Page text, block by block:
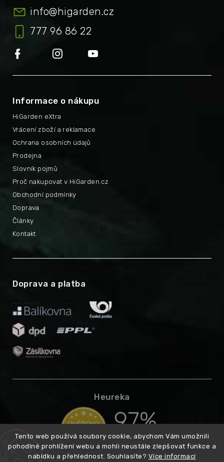
Tento web používá soubory cookie, abychom Vám umožnili
pohodlné prohlížení webu a mohli neustále zlepšovat funkce a
nabídku a přehlednost. Souhlasíte? Více informací
info@higarden.cz
777 96 86 22
Informace o nákupu
HiGarden eXtra
Proč nakupovat v HiGarden.cz
Vrácení zboží a reklamace
Obchodní podmínky
Ochrana osobních údajů
Doprava
Prodejna
Články
Slovník pojmů
Kontakt
Doprava a platba
Heureka